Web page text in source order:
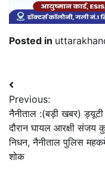
Posted in
Post
navigation
Previous:
नैनीताल :(बड़ी खबर)
दौरान घायल आरक्षी संजय
निधन, नैनीताल पुलिस
शोक